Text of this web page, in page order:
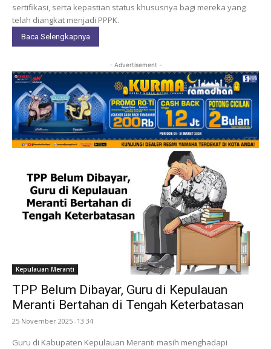
sertifikasi, serta kepastian status khususnya bagi mereka yang
telah diangkat menjadi PPPK.
Baca Selengkapnya
- Advertisement -
Kepulauan Meranti
TPP Belum Dibayar, Guru di Kepulauan
Meranti Bertahan di Tengah Keterbatasan
25 November 2025 -13:34
Guru di Kabupaten Kepulauan Meranti masih menghadapi